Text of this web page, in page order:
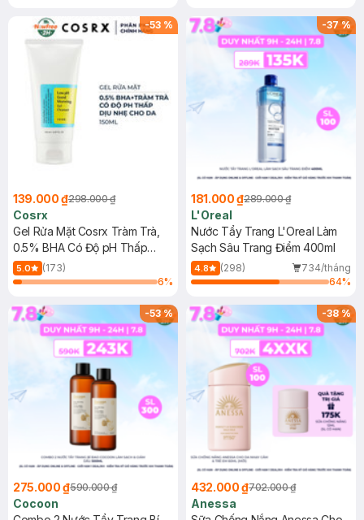
-53 %
139.000 ₫298.000 ₫
Cosrx
Gel Rửa Mặt Cosrx Tràm Trà,
0.5% BHA Có Độ pH Thấp
150ml
5.0
(173)
6%
-37%
181.000 ₫289.000 ₫
L'Oreal
Nước Tẩy Trang L'Oreal Làm
Sạch Sâu Trang Điểm 400ml
4.8 (298)
734/tháng
64%
-53%
275.000 ₫590.000 ₫
Cocoon
-38%
432.000 ₫702.000 ₫
Anessa